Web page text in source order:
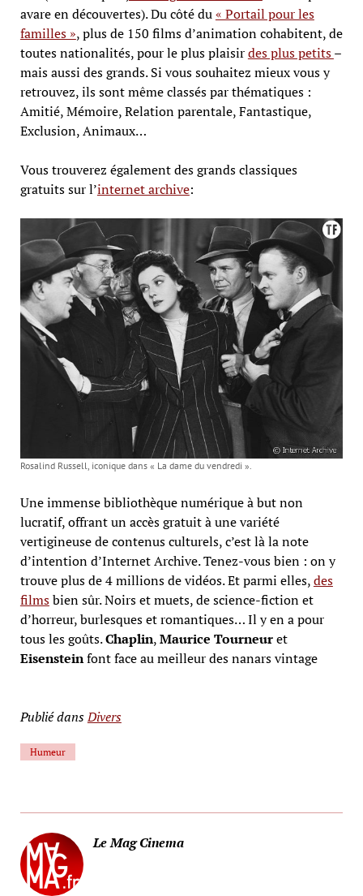
avare en découvertes). Du côté du« Portail pour les
familles », plus de 150 films d’animation cohabitent, de
toutes nationalités, pour le plus plaisirdes plus petits–
mais aussi des grands. Si vous souhaitez mieux vous y
retrouvez, ils sont même classés par thématiques :
Amitié, Mémoire, Relation parentale, Fantastique,
Exclusion, Animaux…
Vous trouverez également des grands classiques
gratuits sur l’internet archive:
Rosalind Russell, iconique dans « La dame du vendredi ».
Une immense bibliothèque numérique à but non
lucratif, offrant un accès gratuit à une variété
vertigineuse de contenus culturels, c’est là la note
d’intention d’Internet Archive. Tenez-vous bien : on y
trouve plus de 4 millions de vidéos. Et parmi elles,des
filmsbien sûr. Noirs et muets, de science-fiction et
d’horreur, burlesques et romantiques… Il y en a pour
tous les goûts.Chaplin,Maurice Tourneuret
Eisensteinfont face au meilleur des nanars vintage
Publié dansDivers
Humeur
Le Mag Cinema